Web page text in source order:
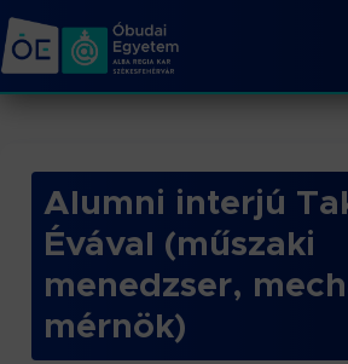
Alumni interjú
Évával (műszaki
menedzser,
mérnök)